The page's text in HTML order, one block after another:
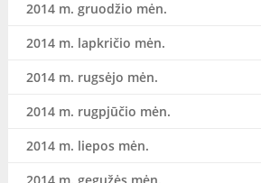
2014 m. gruodžio mėn.
2014 m. lapkričio mėn.
2014 m. rugsėjo mėn.
2014 m. rugpjūčio mėn.
2014 m. liepos mėn.